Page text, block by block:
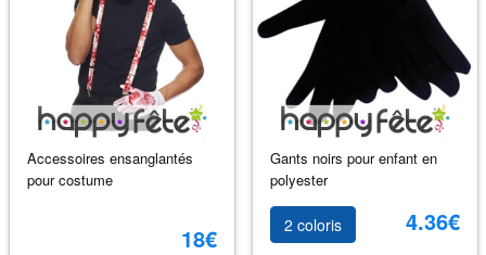
Accessoires ensanglantés
pour costume
18€
Gants noirs pour enfant en
polyester
2 coloris 4.36€